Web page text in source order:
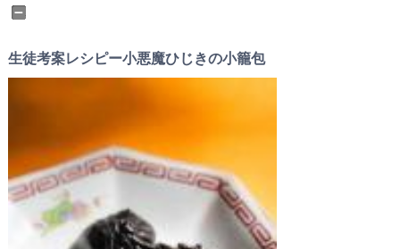
生徒考案レシピー小悪魔ひじきの小籠包